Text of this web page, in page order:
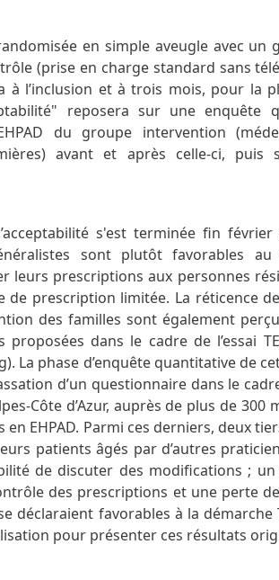
en simple aveugle avec
(prise en charge standard sans
à l’inclusion et à trois mois, pour la
reposera sur une enquête
du groupe intervention
avant et après celle-ci, puis
s'est terminée fin
sont plutôt favorables
prescriptions aux personnes
prescription limitée. La réticence
des familles sont également
dans le cadre de l’essai
La phase d’enquête quantitative de
d’un questionnaire dans le
Côte d’Azur, auprès de plus de 300
en EHPAD. Parmi ces derniers, deux
patients âgés par d’autres
de discuter des modifications ;
des prescriptions et une perte
déclaraient favorables à la démarche
pour présenter ces résultats